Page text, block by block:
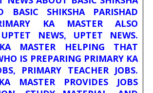
BASIC SHIKSHA PARISHAD
KA MASTER ALSO
UPTET NEWS, UPTET NEWS.
MASTER HELPING THAT
IS PREPARING PRIMARY KA
PRIMARY TEACHER JOBS.
MASTER PROVIDES JOBS